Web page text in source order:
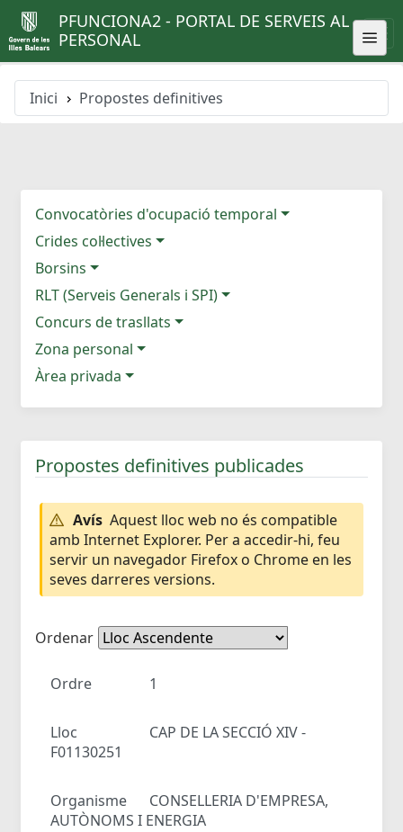
PFUNCIONA2 - PORTAL DE SERVEIS AL
PERSONAL
Inici Propostes definitives
Convocatòries d'ocupació temporal
Crides col·lectives
Borsins
RLT (Serveis Generals i SPI)
Concurs de trasllats
Zona personal
Àrea privada
Propostes definitives publicades
Avís Aquest lloc web no és compatible
amb Internet Explorer. Per a accedir-hi, feu
servir un navegador Firefox o Chrome en les
seves darreres versions.
Ordenar
Ordre 1
Lloc
CAP DE LA SECCIÓ XIV -
F01130251
Organisme
CONSELLERIA D'EMPRESA,
AUTÒNOMS I ENERGIA